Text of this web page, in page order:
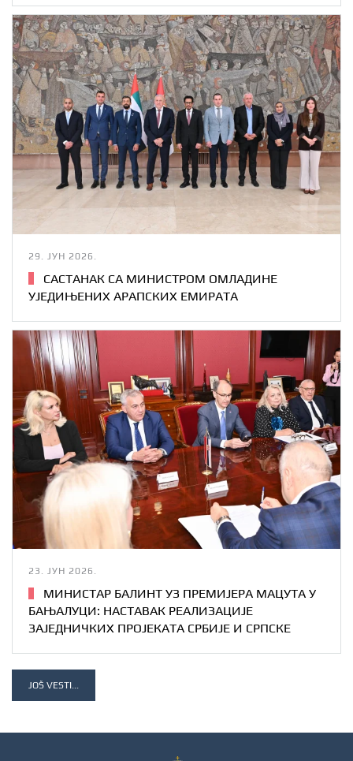
29. ЈУН 2026.
САСТАНАК СА МИНИСТРОМ ОМЛАДИНЕ
УЈЕДИЊЕНИХ АРАПСКИХ ЕМИРАТА
23. ЈУН 2026.
МИНИСТАР БАЛИНТ УЗ ПРЕМИЈЕРА МАЦУТА У
БАЊАЛУЦИ: НАСТАВАК РЕАЛИЗАЦИЈЕ
ЗАЈЕДНИЧКИХ ПРОЈЕКАТА СРБИЈЕ И СРПСКЕ
JOŠ VESTI...